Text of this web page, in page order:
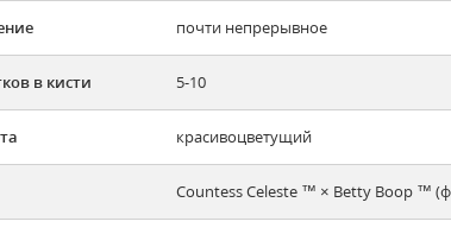
почти непрерывное
в кисти 5-10
красивоцветущий
Countess Celeste ™ × Betty Boop ™